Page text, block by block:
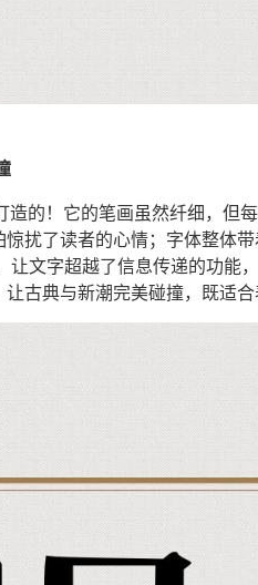
造的！它的笔画虽然纤细，
扰了读者的心情；字体整体
让文字超越了信息传递的功
古典与新潮完美碰撞，既适